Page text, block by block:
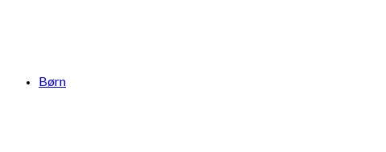
Børn